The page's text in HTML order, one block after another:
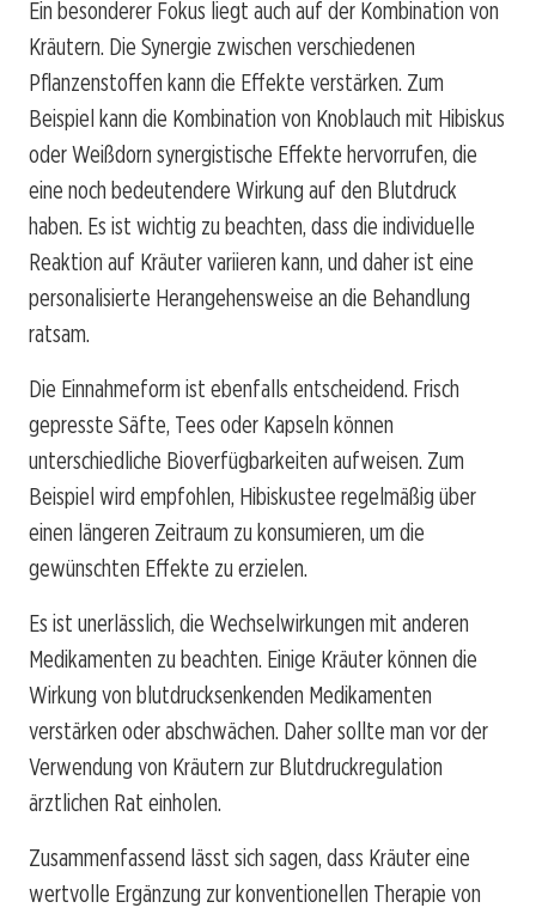
Ein besonderer Fokus liegt auch auf der Kombination von
Kräutern. Die Synergie zwischen verschiedenen
Pflanzenstoffen kann die Effekte verstärken. Zum
Beispiel kann die Kombination von Knoblauch mit Hibiskus
oder Weißdorn synergistische Effekte hervorrufen, die
eine noch bedeutendere Wirkung auf den Blutdruck
haben. Es ist wichtig zu beachten, dass die individuelle
Reaktion auf Kräuter variieren kann, und daher ist eine
personalisierte Herangehensweise an die Behandlung
ratsam.
Die Einnahmeform ist ebenfalls entscheidend. Frisch
gepresste Säfte, Tees oder Kapseln können
unterschiedliche Bioverfügbarkeiten aufweisen. Zum
Beispiel wird empfohlen, Hibiskustee regelmäßig über
einen längeren Zeitraum zu konsumieren, um die
gewünschten Effekte zu erzielen.
Es ist unerlässlich, die Wechselwirkungen mit anderen
Medikamenten zu beachten. Einige Kräuter können die
Wirkung von blutdrucksenkenden Medikamenten
verstärken oder abschwächen. Daher sollte man vor der
Verwendung von Kräutern zur Blutdruckregulation
ärztlichen Rat einholen.
Zusammenfassend lässt sich sagen, dass Kräuter eine
wertvolle Ergänzung zur konventionellen Therapie von